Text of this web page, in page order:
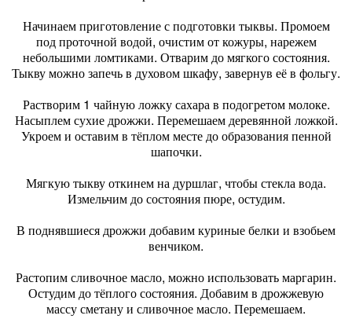
Начинаем приготовление с подготовки тыквы. Промоем
под проточной водой, очистим от кожуры, нарежем
небольшими ломтиками. Отварим до мягкого состояния.
Тыкву можно запечь в духовом шкафу, завернув её в фольгу.
Растворим 1 чайную ложку сахара в подогретом молоке.
Насыплем сухие дрожжи. Перемешаем деревянной ложкой.
Укроем и оставим в тёплом месте до образования пенной
шапочки.
Мягкую тыкву откинем на дуршлаг, чтобы стекла вода.
Измельчим до состояния пюре, остудим.
В поднявшиеся дрожжи добавим куриные белки и взобьем
венчиком.
Растопим сливочное масло, можно использовать маргарин.
Остудим до тёплого состояния. Добавим в дрожжевую
массу сметану и сливочное масло. Перемешаем.